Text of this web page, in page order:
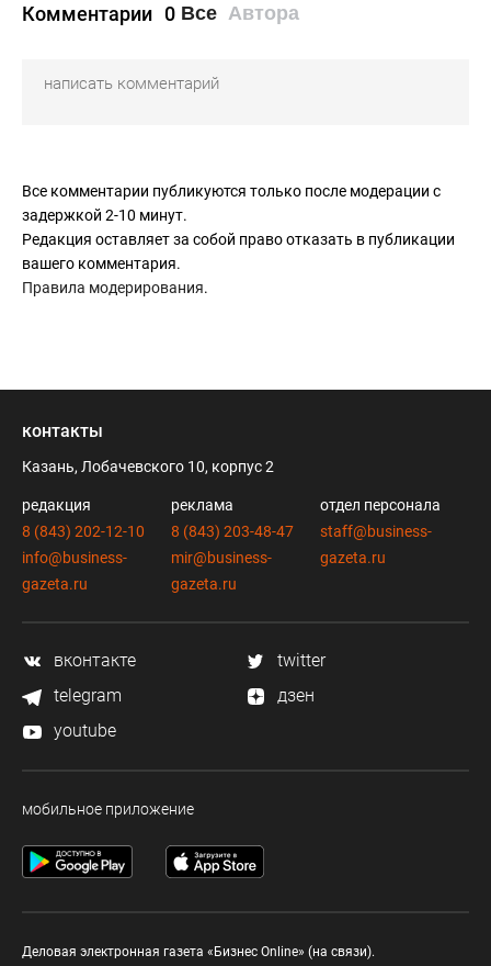
Комментарии 0 Все Автора
Все комментарии публикуются только после модерации с
задержкой 2-10 минут.
Редакция оставляет за собой право отказать в публикации
вашего комментария.
Правила модерирования.
контакты
Казань, Лобачевского 10, корпус 2
редакция
8 (843) 202-12-10
info@business-
gazeta.ru
реклама
8 (843) 203-48-47
mir@business-
gazeta.ru
отдел персонала
staff@business-
gazeta.ru
вконтакте
twitter
telegram
дзен
youtube
мобильное приложение
Деловая электронная газета «Бизнес Online» (на связи).